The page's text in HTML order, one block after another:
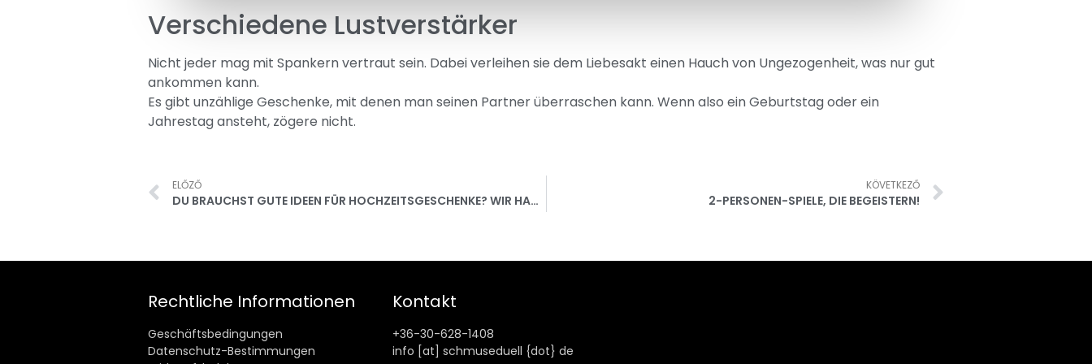
Verschiedene Lustverstärker
Nicht jeder mag mit Spankern vertraut sein. Dabei verleihen sie dem Liebesakt einen Hauch von Ungezogenheit, was nur gut
ankommen kann.
Es gibt unzählige Geschenke, mit denen man seinen Partner überraschen kann. Wenn also ein Geburtstag oder ein
Jahrestag ansteht, zögere nicht.
ELŐZŐ
DU BRAUCHST GUTE IDEEN FÜR HOCHZEITSGESCHENKE? WIR HABEN GENAU DAS PASSENDE!
KÖVETKEZŐ
2-PERSONEN-SPIELE, DIE BEGEISTERN!
Rechtliche Informationen
Geschäftsbedingungen
Datenschutz-Bestimmungen
Kontakt
+36-30-628-1408
info [at] schmuseduell {dot} de